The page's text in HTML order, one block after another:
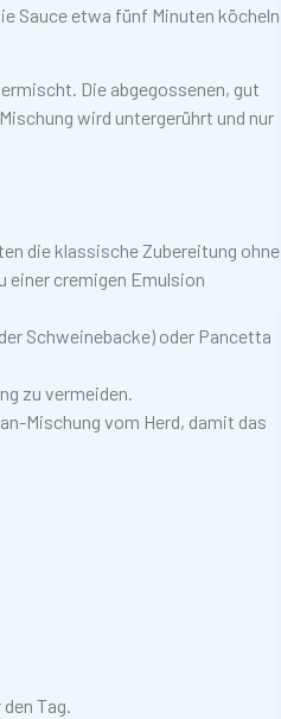
Sauce etwa fünf Minuten köcheln
Die abgegossenen, gut
wird untergerührt und nur
die klassische Zubereitung ohne
einer cremigen Emulsion
Schweinebacke) oder Pancetta
zu vermeiden.
Mischung vom Herd, damit das
Tag.